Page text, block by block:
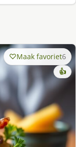
Maak favoriet6
👍